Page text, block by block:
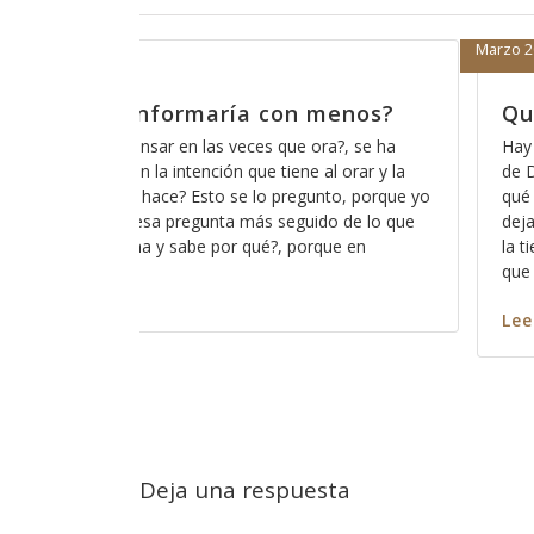
nos robe la oportunidad
cosas que las personas sospechan acerca
que en realidad no saben del todo para
en su vida de fe y es por eso que las
como el hecho de tener buenas obras en
personas tienen la errónea idea de
Cómo
escucha?
Marzo 19, 2018
A veces
de que Dios no
somos todos
ninguno de
captar su
Deja una respuesta